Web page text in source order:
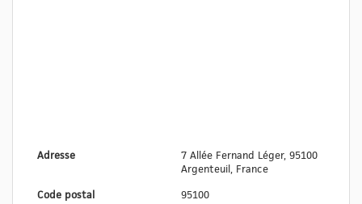
Adresse
7 Allée Fernand Léger, 95100
Argenteuil, France
Code postal
95100